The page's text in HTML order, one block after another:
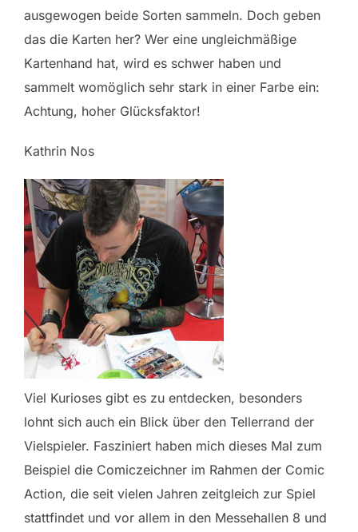
ausgewogen beide Sorten sammeln. Doch geben
das die Karten her? Wer eine ungleichmäßige
Kartenhand hat, wird es schwer haben und
sammelt womöglich sehr stark in einer Farbe ein:
Achtung, hoher Glücksfaktor!
Kathrin Nos
Viel Kurioses gibt es zu entdecken, besonders
lohnt sich auch ein Blick über den Tellerrand der
Vielspieler. Fasziniert haben mich dieses Mal zum
Beispiel die Comiczeichner im Rahmen der Comic
Action, die seit vielen Jahren zeitgleich zur Spiel
stattfindet und vor allem in den Messehallen 8 und